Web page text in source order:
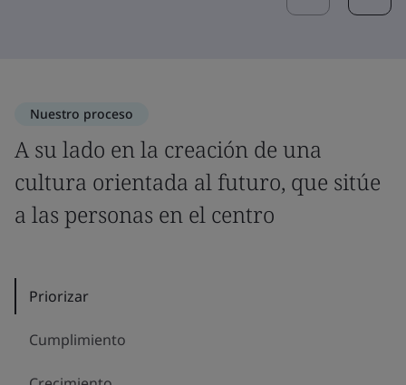
Nuestro proceso
A su lado en la creación de una
cultura orientada al futuro, que sitúe
a las personas en el centro
Priorizar
Cumplimiento